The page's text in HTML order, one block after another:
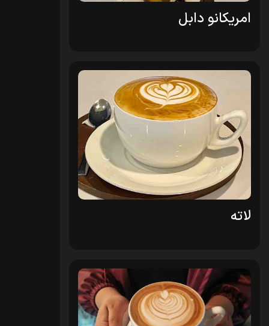
امریکانو دابل
لاته